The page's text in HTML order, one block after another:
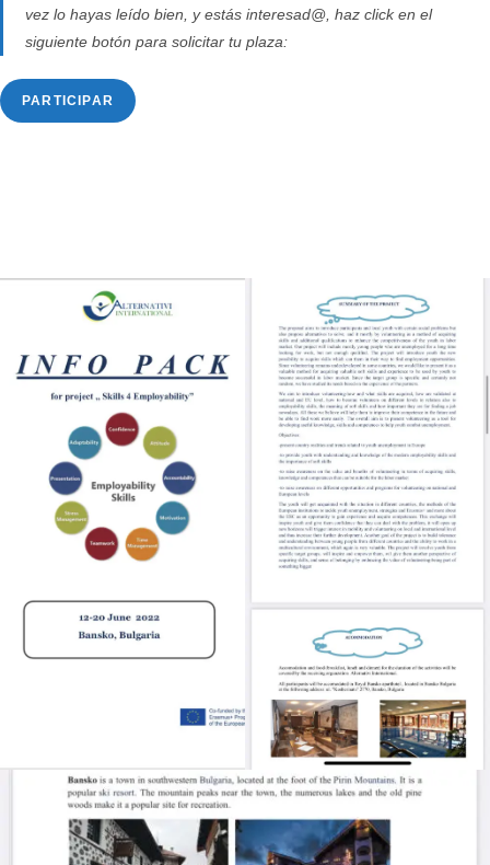
vez lo hayas leído bien, y estás interesad@, haz click en el
siguiente botón para solicitar tu plaza:
PARTICIPAR